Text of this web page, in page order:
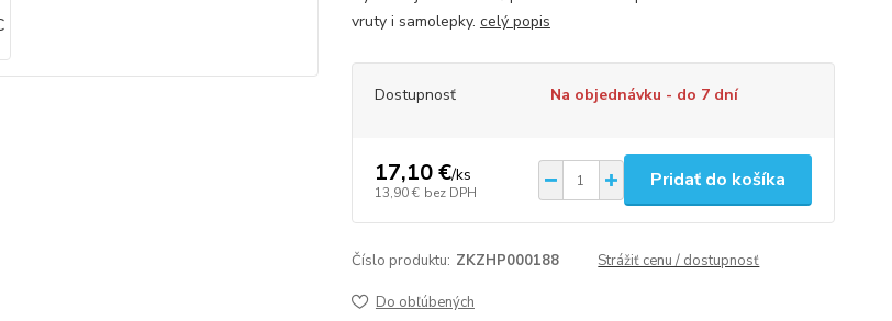
vruty i samolepky. celý popis
Dostupnosť Na objednávku - do 7 dní
17,10 €/ks
13,90 € bez DPH
Pridať do košíka
Číslo produktu: ZKZHP000188 Strážiť cenu / dostupnosť
Do obľúbených